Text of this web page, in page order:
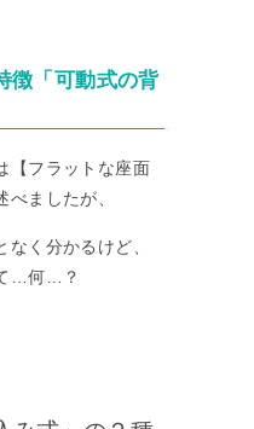
徴「可動式の背
【フラットな座面
べましたが、
なく分かるけど、
…何…？